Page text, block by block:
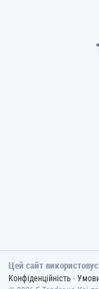
Цей сайт
Конфіденційність -